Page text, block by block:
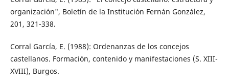
organización", Boletín de la Institución Fernán González,
201, 321-338.
Corral García, E. (1988): Ordenanzas de los concejos
castellanos. Formación, contenido y manifestaciones (S. XIII-
XVIII), Burgos.